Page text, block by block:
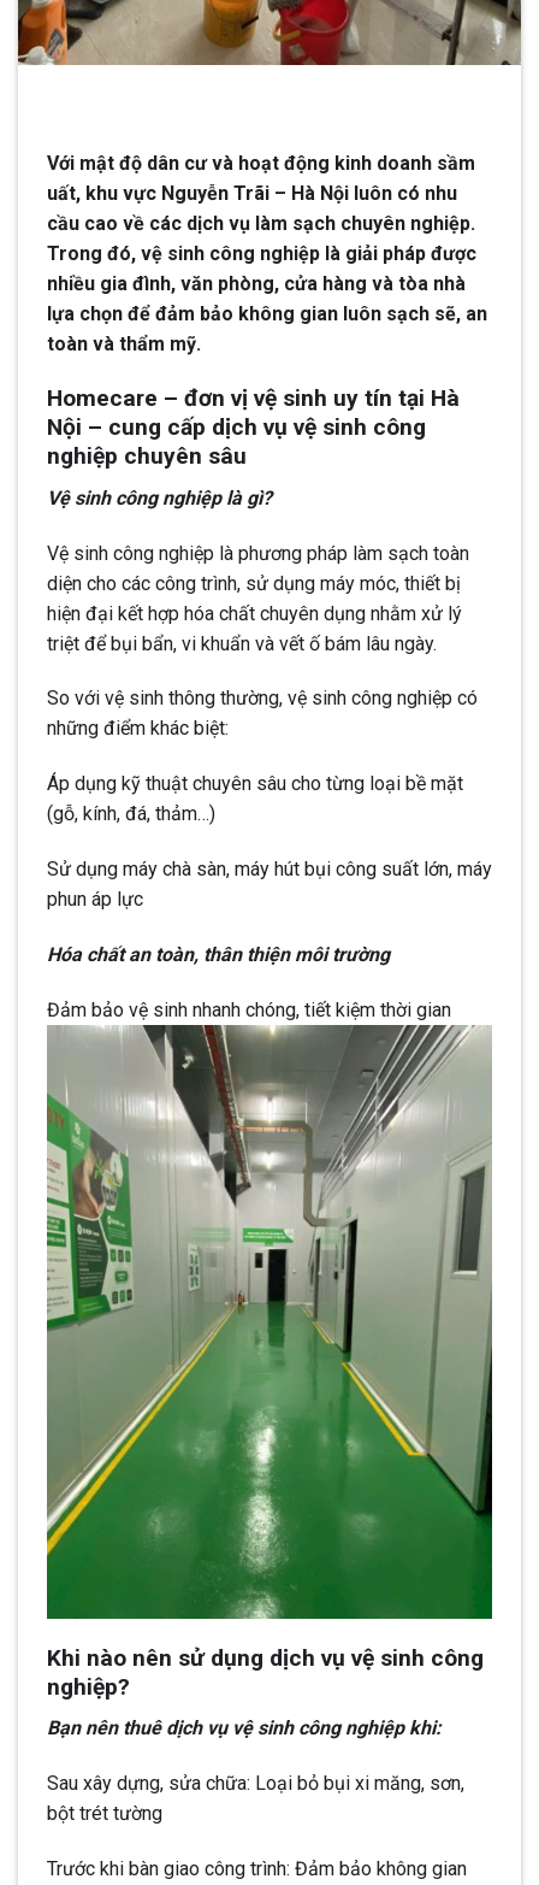
Với mật độ dân cư và hoạt động kinh doanh sầm
uất, khu vực Nguyễn Trãi – Hà Nội luôn có nhu
cầu cao về các dịch vụ làm sạch chuyên nghiệp.
Trong đó, vệ sinh công nghiệp là giải pháp được
nhiều gia đình, văn phòng, cửa hàng và tòa nhà
lựa chọn để đảm bảo không gian luôn sạch sẽ, an
toàn và thẩm mỹ.
Homecare – đơn vị vệ sinh uy tín tại Hà
Nội – cung cấp dịch vụ vệ sinh công
nghiệp chuyên sâu
Vệ sinh công nghiệp là gì?
Vệ sinh công nghiệp là phương pháp làm sạch toàn
diện cho các công trình, sử dụng máy móc, thiết bị
hiện đại kết hợp hóa chất chuyên dụng nhằm xử lý
triệt để bụi bẩn, vi khuẩn và vết ố bám lâu ngày.
So với vệ sinh thông thường, vệ sinh công nghiệp có
những điểm khác biệt:
Áp dụng kỹ thuật chuyên sâu cho từng loại bề mặt
(gỗ, kính, đá, thảm…)
Sử dụng máy chà sàn, máy hút bụi công suất lớn, máy
phun áp lực
Hóa chất an toàn, thân thiện môi trường
Đảm bảo vệ sinh nhanh chóng, tiết kiệm thời gian
Khi nào nên sử dụng dịch vụ vệ sinh công
nghiệp?
Bạn nên thuê dịch vụ vệ sinh công nghiệp khi:
Sau xây dựng, sửa chữa: Loại bỏ bụi xi măng, sơn,
bột trét tường
Trước khi bàn giao công trình: Đảm bảo không gian